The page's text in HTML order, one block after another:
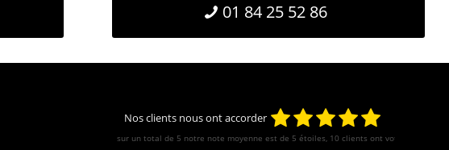
01 84 25 52 86
Nos clients nous ont accorder
sur un total de 5 notre note moyenne est de 5 étoiles, 10 clients ont votés